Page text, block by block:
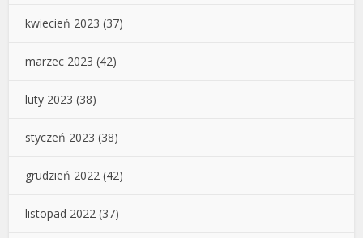
kwiecień 2023 (37)
marzec 2023 (42)
luty 2023 (38)
styczeń 2023 (38)
grudzień 2022 (42)
listopad 2022 (37)